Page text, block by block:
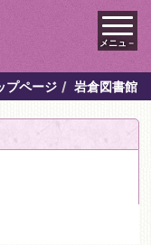
メニュ－
プページ 岩倉図書館